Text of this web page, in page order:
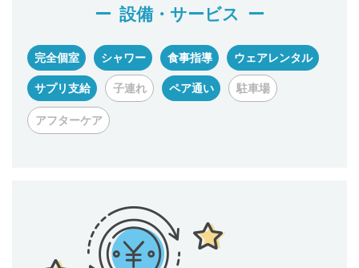
設備・サービス
完全個室 シャワー 食事指導 ウェアレンタル
サプリ支給 子連れ ペア通い 駐車場
アフターケア